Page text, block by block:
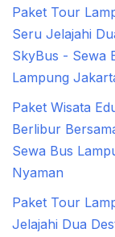
Paket Tour
Seru Jelajahi
SkyBus - Sewa
Lampung
Paket Wisata
Berlibur
Sewa Bus
Nyaman
Paket Tour
Jelajahi Dua